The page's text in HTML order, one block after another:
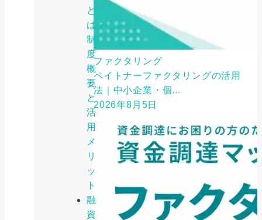
と
は？
制
度
概
要
と
活
用
メ
リ
ッ
ト
融
資
ファクタリング
ペイトナーファクタリングの活用
法｜中小企業・個...
2026年8月5日